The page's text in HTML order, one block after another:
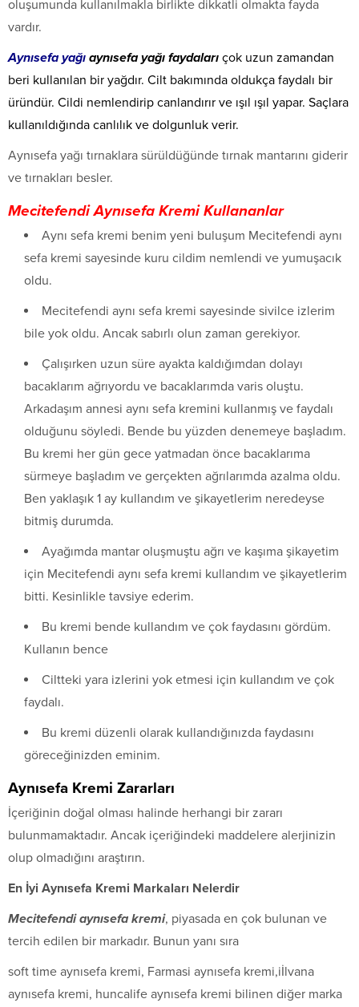
oluşumunda kullanılmakla birlikte dikkatli olmakta fayda
vardır.
Aynısefa yağı aynısefa yağı faydaları çok uzun zamandan
beri kullanılan bir yağdır. Cilt bakımında oldukça faydalı bir
üründür. Cildi nemlendirip canlandırır ve ışıl ışıl yapar. Saçlara
kullanıldığında canlılık ve dolgunluk verir.
Aynısefa yağı tırnaklara sürüldüğünde tırnak mantarını giderir
ve tırnakları besler.
Mecitefendi Aynısefa Kremi Kullananlar
Aynı sefa kremi benim yeni buluşum Mecitefendi aynı
sefa kremi sayesinde kuru cildim nemlendi ve yumuşacık
oldu.
Mecitefendi aynı sefa kremi sayesinde sivilce izlerim
bile yok oldu. Ancak sabırlı olun zaman gerekiyor.
Çalışırken uzun süre ayakta kaldığımdan dolayı
bacaklarım ağrıyordu ve bacaklarımda varis oluştu.
Arkadaşım annesi aynı sefa kremini kullanmış ve faydalı
olduğunu söyledi. Bende bu yüzden denemeye başladım.
Bu kremi her gün gece yatmadan önce bacaklarıma
sürmeye başladım ve gerçekten ağrılarımda azalma oldu.
Ben yaklaşık 1 ay kullandım ve şikayetlerim neredeyse
bitmiş durumda.
Ayağımda mantar oluşmuştu ağrı ve kaşıma şikayetim
için Mecitefendi aynı sefa kremi kullandım ve şikayetlerim
bitti. Kesinlikle tavsiye ederim.
Bu kremi bende kullandım ve çok faydasını gördüm.
Kullanın bence
Ciltteki yara izlerini yok etmesi için kullandım ve çok
faydalı.
Bu kremi düzenli olarak kullandığınızda faydasını
göreceğinizden eminim.
Aynısefa Kremi Zararları
İçeriğinin doğal olması halinde herhangi bir zararı
bulunmamaktadır. Ancak içeriğindeki maddelere alerjinizin
olup olmadığını araştırın.
En İyi Aynısefa Kremi Markaları Nelerdir
Mecitefendi aynısefa kremi, piyasada en çok bulunan ve
tercih edilen bir markadır. Bunun yanı sıra
soft time aynısefa kremi, Farmasi aynısefa kremi,iİlvana
aynısefa kremi, huncalife aynısefa kremi bilinen diğer marka